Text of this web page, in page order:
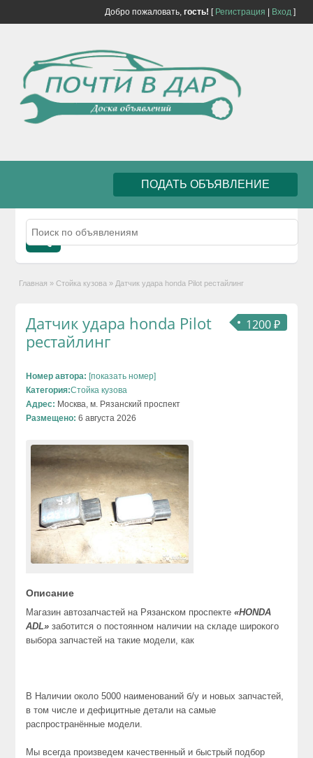
Добро пожаловать, гость! [ Регистрация Вход]
ПОДАТЬ ОБЪЯВЛЕНИЕ
Главная » Стойка кузова » Датчик удара honda Pilot рестайлинг
1200 ₽
Датчик удара honda Pilot
рестайлинг
Номер автора: [показать номер]
Категория:Стойка кузова
Адрес: Москва, м. Рязанский проспект
Размещено: 6 августа 2026
Описание
Магазин автозапчастей на Рязанском проспекте«HONDA
ADL» заботится о постоянном наличии на складе широкого
выбора запчастей на такие модели, как
В Наличии около 5000 наименований б/у и новых запчастей,
в том числе и дефицитные детали на самые
распространённые модели.
Мы всегда произведем качественный и быстрый подбор